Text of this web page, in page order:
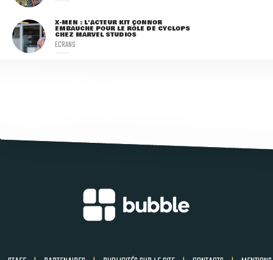
X-MEN : L'ACTEUR KIT CONNOR
EMBAUCHÉ POUR LE RÔLE DE CYCLOPS
CHEZ MARVEL STUDIOS
ECRANS